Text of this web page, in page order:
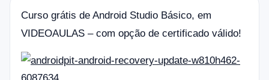
Curso grátis de Android Studio Básico, em
VIDEOAULAS – com opção de certificado válido!